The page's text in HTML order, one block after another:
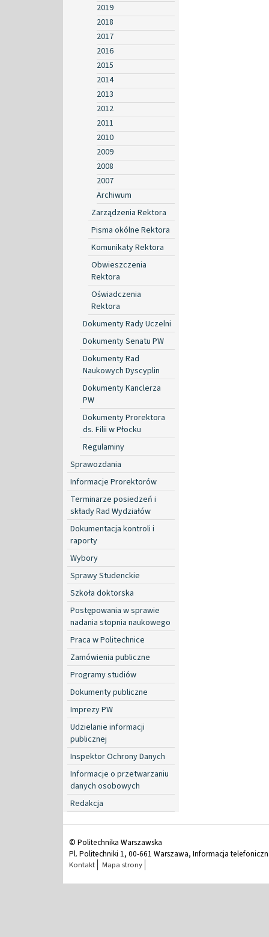
2019
2018
2017
2016
2015
2014
2013
2012
2011
2010
2009
2008
2007
Archiwum
Zarządzenia Rektora
Pisma okólne Rektora
Komunikaty Rektora
Obwieszczenia
Rektora
Oświadczenia
Rektora
Dokumenty Rady Uczelni
Dokumenty Senatu PW
Dokumenty Rad
Naukowych Dyscyplin
Dokumenty Kanclerza
PW
Dokumenty Prorektora
ds. Filii w Płocku
Regulaminy
Sprawozdania
Informacje Prorektorów
Terminarze posiedzeń i
składy Rad Wydziałów
Dokumentacja kontroli i
raporty
Wybory
Sprawy Studenckie
Szkoła doktorska
Postępowania w sprawie
nadania stopnia naukowego
Praca w Politechnice
Zamówienia publiczne
Programy studiów
Dokumenty publiczne
Imprezy PW
Udzielanie informacji
publicznej
Inspektor Ochrony Danych
Informacje o przetwarzaniu
danych osobowych
Redakcja
© Politechnika Warszawska
Pl. Politechniki 1, 00-661 Warszawa, Informacja
Kontakt Mapa strony